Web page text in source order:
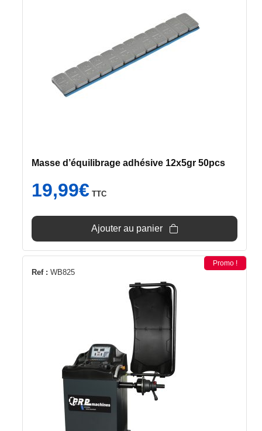
Masse d’équilibrage adhésive 12x5gr 50pcs
19,99€ TTC
Ajouter au panier
Ref : WB825
Promo !